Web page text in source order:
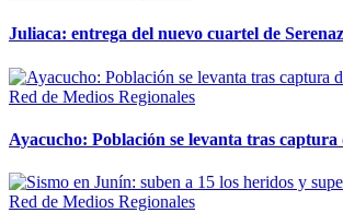
Juliaca: entrega del nuevo cuartel de
Red de Medios Regionales
Ayacucho: Población se levanta tras
Red de Medios Regionales